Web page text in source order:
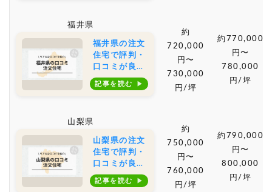
相場もご紹介
福井県
福井県の注文
住宅で評判・
口コミが良い
おすすめの建
築会社・工務
相場もご紹介
記事を読む
約
720,000
円〜
730,000
円/坪
約770,000
円〜
780,000
円/坪
山梨県
山梨県の注文
住宅で評判・
口コミが良い
おすすめの建
築会社・工務
記事を読む
約
750,000
円〜
760,000
円/坪
約790,000
円〜
800,000
円/坪